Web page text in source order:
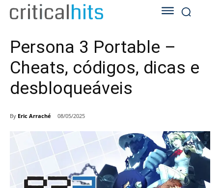
Persona 3 Portable –
Cheats, códigos, dicas e
desbloqueáveis
By Eric Arraché 08/05/2025